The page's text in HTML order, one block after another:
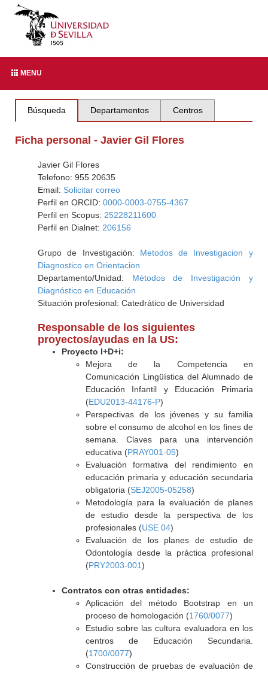
MENU
Búsqueda Departamentos Centros
Ficha personal - Javier Gil Flores
Javier Gil Flores
Telefono: 955 20635
Email: Solicitar correo
Perfil en ORCID: 0000-0003-0755-4367
Perfil en Scopus: 25228211600
Perfil en Dialnet: 206156
Grupo de Investigación: Metodos de Investigacion y
Diagnostico en Orientacion
Departamento/Unidad: Métodos de Investigación y
Diagnóstico en Educación
Situación profesional: Catedrático de Universidad
Responsable de los siguientes
proyectos/ayudas en la US:
Proyecto I+D+i:
Mejora de la Competencia en
Comunicación Lingüística del Alumnado de
Educación Infantil y Educación Primaria
(EDU2013-44176-P)
Perspectivas de los jóvenes y su familia
sobre el consumo de alcohol en los fines de
semana. Claves para una intervención
educativa (PRAY001-05)
Evaluación formativa del rendimiento en
educación primaria y educación secundaria
obligatoria (SEJ2005-05258)
Metodología para la evaluación de planes
de estudio desde la perspectiva de los
profesionales (USE 04)
Evaluación de los planes de estudio de
Odontología desde la práctica profesional
(PRY2003-001)
Contratos con otras entidades:
Aplicación del método Bootstrap en un
proceso de homologación (1760/0077)
Estudio sobre las cultura evaluadora en los
centros de Educación Secundaria.
(1700/0077)
Construcción de pruebas de evaluación de